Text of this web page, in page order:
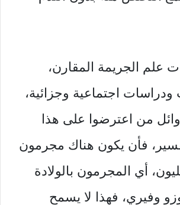
علم الجريمة المقارن،
اجتماعية وجزائية،
من اعترضوا على هذا
فأن يكون هناك مجرمون
أي المجرمون بالولادة
وفيري، فهذا لا يسمح